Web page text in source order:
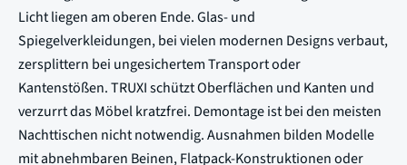
Licht liegen am oberen Ende. Glas- und
Spiegelverkleidungen, bei vielen modernen Designs verbaut,
zersplittern bei ungesichertem Transport oder
Kantenstößen. TRUXI schützt Oberflächen und Kanten und
verzurrt das Möbel kratzfrei. Demontage ist bei den meisten
Nachttischen nicht notwendig. Ausnahmen bilden Modelle
mit abnehmbaren Beinen, Flatpack-Konstruktionen oder